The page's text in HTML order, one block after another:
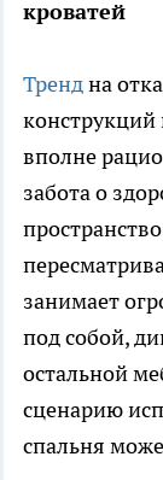
кроватей
Трендна
конструкций
вполне
забота о
занимает
под собой,
остальной
сценарию
спальня